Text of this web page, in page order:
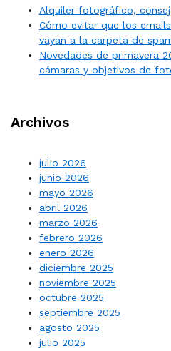
Alquiler fotográfico,
Cómo evitar que los
vayan a la carpeta de
Novedades de primavera
cámaras y objetivos de
Archivos
julio 2026
junio 2026
mayo 2026
abril 2026
marzo 2026
febrero 2026
enero 2026
diciembre 2025
noviembre 2025
octubre 2025
septiembre 2025
agosto 2025
julio 2025